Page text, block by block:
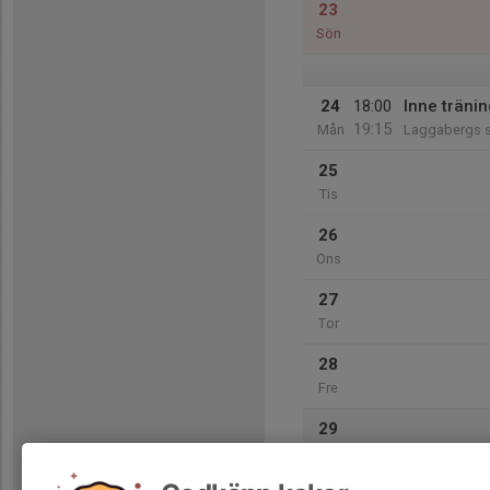
23
Sön
24
Mån
18:00
19:15
Inne
Laggabergs
25
Tis
26
Ons
27
Tor
28
Fre
29